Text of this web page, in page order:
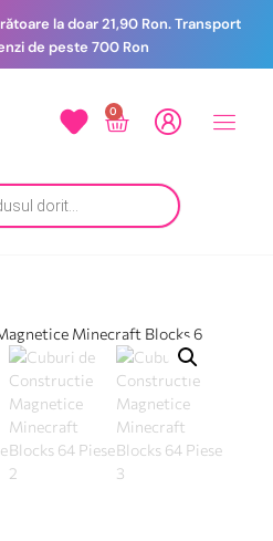
la doar 21,90 Ron. Transport
de peste 700 Ron
0